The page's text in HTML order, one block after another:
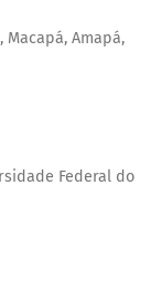
Amapá,
Federal do